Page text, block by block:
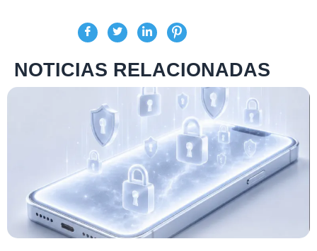
NOTICIAS RELACIONADAS